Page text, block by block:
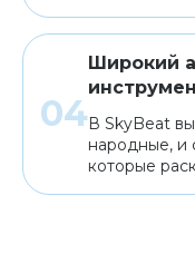
Широкий
В SkyBeat
народные, и
которые